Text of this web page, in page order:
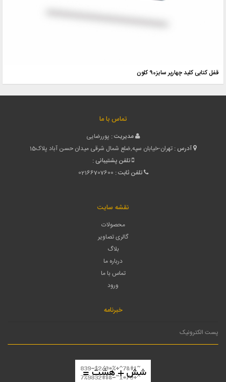
قفل کتابی کلید چهارپر سایز90 کلون
تماس با ما
مدیریت : پوررضایی
آدرس : تهران-خیابان سپه,ضلع شمال شرقی میدان حسن آباد پلاک15
تلفن پشتیبانی :
تلفن ثابت : 02166707600
نقشه سایت
محصولات
گالری تصاویر
بلاگ
درباره ما
تماس با ما
ورود
خبرنامه